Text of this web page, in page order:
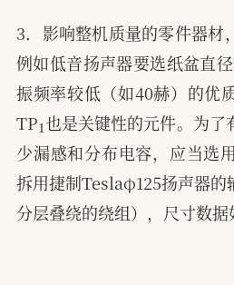
3．影响整机质量的零件器材
例如低音扬声器要选纸盆直
振频率较低（如40赫）的优
TP1也是关键性的元件。为了
少漏感和分布电容，应当选
拆用捷制Teslaφ125扬声器的
分层叠绕的绕组），尺寸数据